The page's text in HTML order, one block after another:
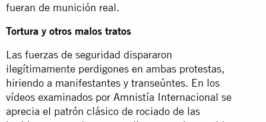
fueran de munición real.
Tortura y otros malos tratos
Las fuerzas de seguridad dispararon
ilegítimamente perdigones en ambas protestas,
hiriendo a manifestantes y transeúntes. En los
vídeos examinados por Amnistía Internacional se
aprecia el patrón clásico de rociado de las